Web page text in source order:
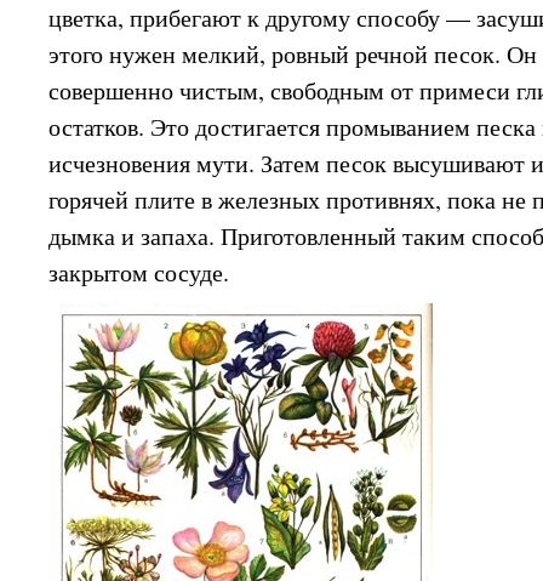
цветка, прибегают к другому способу —
этого нужен мелкий, ровный речной песок.
совершенно чистым, свободным от примеси
остатков. Это достигается промыванием
исчезновения мути. Затем песок высушивают
горячей плите в железных противнях, пока не
дымка и запаха. Приготовленный таким
закрытом сосуде.